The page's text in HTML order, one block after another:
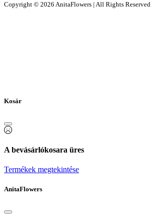
Copyright © 2026 AnitaFlowers | All Rights Reserved
Kosár
A bevásárlókosara üres
Termékek megtekintése
AnitaFlowers